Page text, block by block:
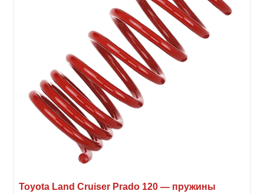
Toyota Land Cruiser Prado 120 — пружины